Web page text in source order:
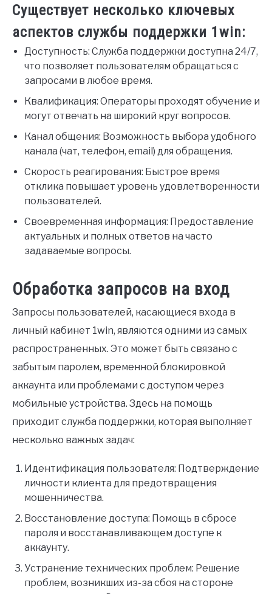
Существует несколько ключевых
аспектов службы поддержки 1win:
Доступность: Служба поддержки доступна 24/7,
что позволяет пользователям обращаться с
запросами в любое время.
Квалификация: Операторы проходят обучение и
могут отвечать на широкий круг вопросов.
Канал общения: Возможность выбора удобного
канала (чат, телефон, email) для обращения.
Скорость реагирования: Быстрое время
отклика повышает уровень удовлетворенности
пользователей.
Своевременная информация: Предоставление
актуальных и полных ответов на часто
задаваемые вопросы.
Обработка запросов на вход
Запросы пользователей, касающиеся входа в
личный кабинет 1win, являются одними из самых
распространенных. Это может быть связано с
забытым паролем, временной блокировкой
аккаунта или проблемами с доступом через
мобильные устройства. Здесь на помощь
приходит служба поддержки, которая выполняет
несколько важных задач:
Идентификация пользователя: Подтверждение
личности клиента для предотвращения
мошенничества.
Восстановление доступа: Помощь в сбросе
пароля и восстанавливающем доступе к
аккаунту.
Устранение технических проблем: Решение
проблем, возникших из-за сбоя на стороне